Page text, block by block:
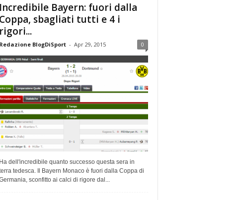
Incredibile Bayern: fuori dalla
Coppa, sbagliati tutti e 4 i
rigori...
Redazione BlogDiSport - Apr 29, 2015 0
Ha dell'incredibile quanto successo questa sera in
tedesca. Il Bayern Monaco è fuori dalla Coppa di
sconfitto ai calci di rigore dal...